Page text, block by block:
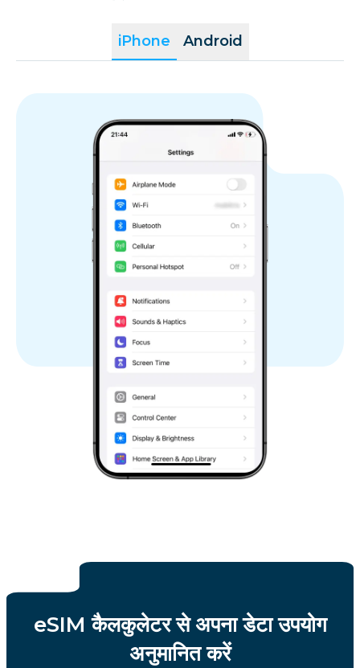
iPhone Android
eSIM कैलकुलेटर से अपना डेटा उपयोग
अनुमानित करें